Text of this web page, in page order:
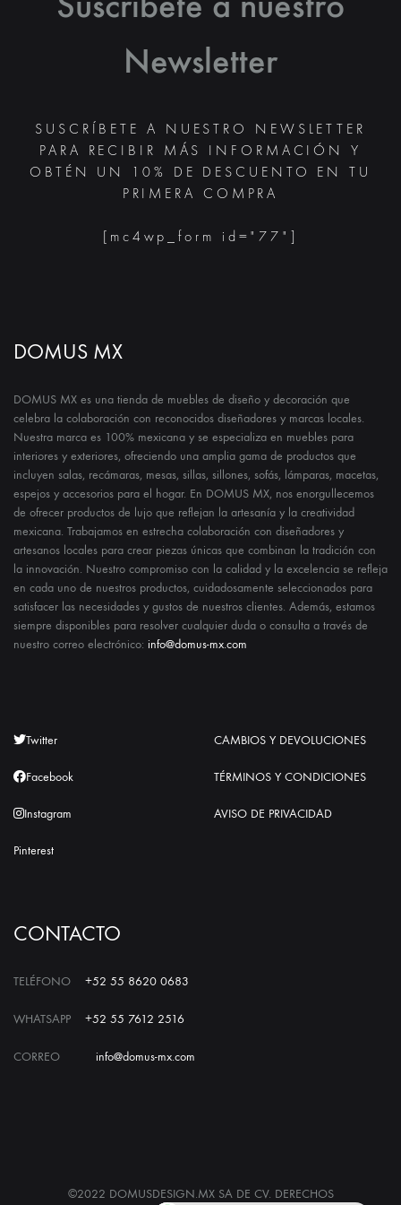
Newsletter
SUSCRÍBETE A NUESTRO NEWSLETTER
PARA RECIBIR MÁS INFORMACIÓN Y
OBTÉN UN 10% DE DESCUENTO EN TU
PRIMERA COMPRA
[mc4wp_form id="77"]
DOMUS MX
DOMUS MX es una tienda de muebles de diseño y decoración que
celebra la colaboración con reconocidos diseñadores y marcas locales.
Nuestra marca es 100% mexicana y se especializa en muebles para
interiores y exteriores, ofreciendo una amplia gama de productos que
incluyen salas, recámaras, mesas, sillas, sillones, sofás, lámparas, macetas,
espejos y accesorios para el hogar. En DOMUS MX, nos enorgullecemos
de ofrecer productos de lujo que reflejan la artesanía y la creatividad
mexicana. Trabajamos en estrecha colaboración con diseñadores y
artesanos locales para crear piezas únicas que combinan la tradición con
la innovación. Nuestro compromiso con la calidad y la excelencia se refleja
en cada uno de nuestros productos, cuidadosamente seleccionados para
satisfacer las necesidades y gustos de nuestros clientes. Además, estamos
siempre disponibles para resolver cualquier duda o consulta a través de
nuestro correo electrónico: info@domus-mx.com
Twitter
Facebook
Instagram
Pinterest
CAMBIOS Y DEVOLUCIONES
TÉRMINOS Y CONDICIONES
AVISO DE PRIVACIDAD
CONTACTO
TELÉFONO +52 55 8620 0683
WHATSAPP +52 55 7612 2516
CORREO info@domus-mx.com
©2022 DOMUSDESIGN.MX SA DE CV. DERECHOS